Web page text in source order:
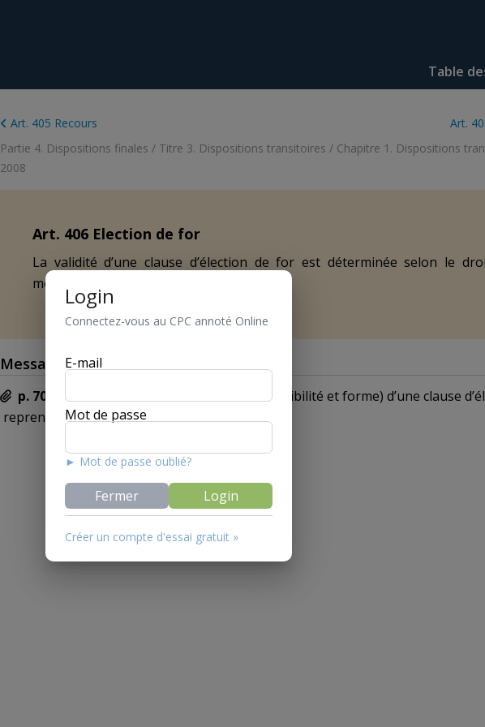
Table
Art. 405 Recours
Art.
Partie 4. Dispositions finales / Titre 3. Dispositions transitoires / Chapitre 1. Dispositions
2008
Art. 406 Election de for
La validité d’une clause d’élection de for est déterminée selon le
moment de son adoption.
Message
p. 7013 En ce qui concerne la validité (admissibilité et forme) d’une clause
reprend le droit en vigueur (voir art. 39 LFors).
Login
Connectez-vous au CPC annoté Online
E-mail
Mot de passe
► Mot de passe oublié?
Fermer Login
Créer un compte d'essai gratuit »